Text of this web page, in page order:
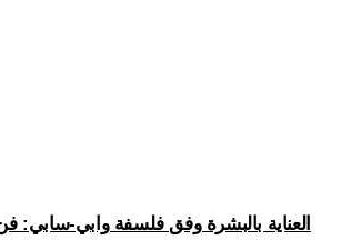
العناية بالبشرة وفق فلسفة وابي-سابي: